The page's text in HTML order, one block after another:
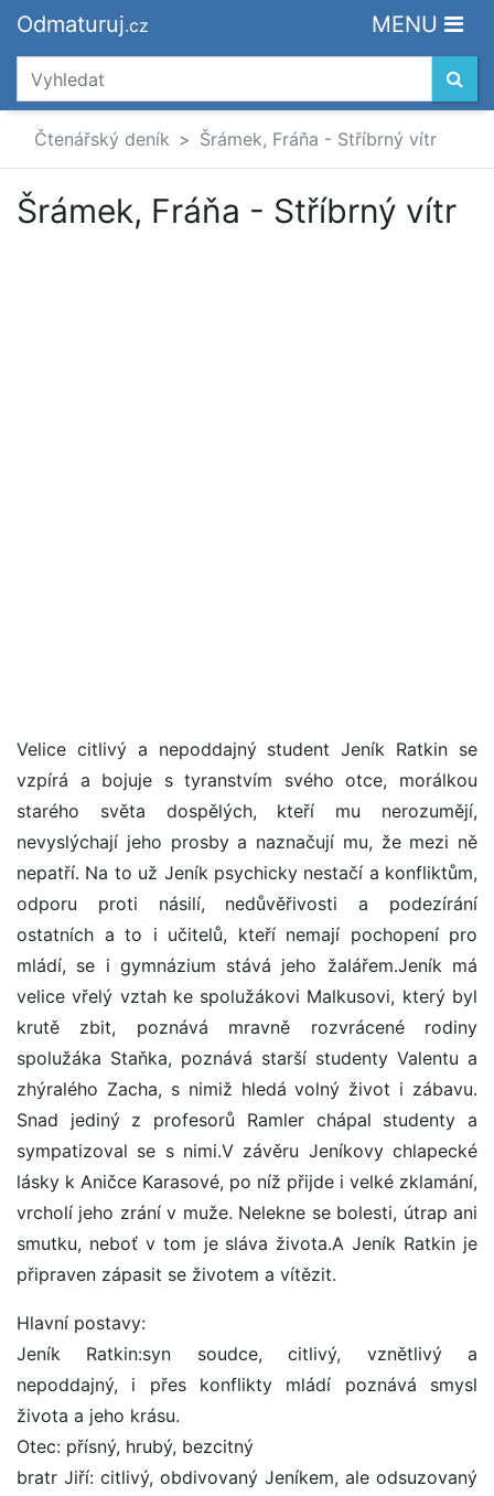
Odmaturuj.cz MENU
Čtenářský deník Šrámek, Fráňa - Stříbrný vítr
Šrámek, Fráňa - Stříbrný vítr
Velice citlivý a nepoddajný student Jeník Ratkin se
vzpírá a bojuje s tyranstvím svého otce, morálkou
starého světa dospělých, kteří mu nerozumějí,
nevyslýchají jeho prosby a naznačují mu, že mezi ně
nepatří. Na to už Jeník psychicky nestačí a konfliktům,
odporu proti násilí, nedůvěřivosti a podezírání
ostatních a to i učitelů, kteří nemají pochopení pro
mládí, se i gymnázium stává jeho žalářem.Jeník má
velice vřelý vztah ke spolužákovi Malkusovi, který byl
krutě zbit, poznává mravně rozvrácené rodiny
spolužáka Staňka, poznává starší studenty Valentu a
zhýralého Zacha, s nimiž hledá volný život i zábavu.
Snad jediný z profesorů Ramler chápal studenty a
sympatizoval se s nimi.V závěru Jeníkovy chlapecké
lásky k Aničce Karasové, po níž přijde i velké zklamání,
vrcholí jeho zrání v muže. Nelekne se bolesti, útrap ani
smutku, neboť v tom je sláva života.A Jeník Ratkin je
připraven zápasit se životem a vítězit.
Hlavní postavy:
Jeník Ratkin:syn soudce, citlivý, vznětlivý a
nepoddajný, i přes konflikty mládí poznává smysl
života a jeho krásu.
Otec: přísný, hrubý, bezcitný
bratr Jiří: citlivý, obdivovaný Jeníkem, ale odsuzovaný